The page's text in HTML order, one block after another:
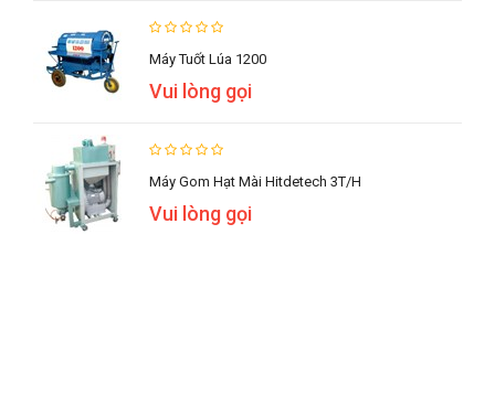
Máy Tuốt Lúa 1200
Vui lòng gọi
Máy Gom Hạt Mài Hitdetech 3T/h
Vui lòng gọi